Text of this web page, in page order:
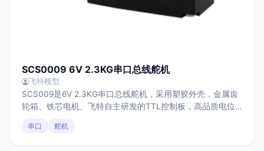
SCS0009 6V 2.3KG串口总线舵机
飞特模型
SCS009是6V 2.3KG串口总线舵机，采用塑胶外壳，金属齿
轮箱、铁芯电机、飞特自主研发的TTL控制板，高品质电位
300°，具有伺服模式和连续转电机工作模式，反馈位置、速
串口 舵机